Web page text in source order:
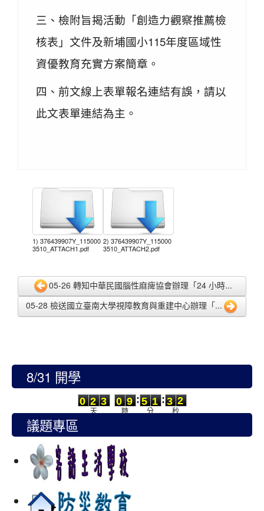
三、檢附旨揭活動「創造力觀察推薦檢
核表」文件及新埔國小115年度區域性
資優教育充實方案簡章。
四、前文線上表單報名連結有誤，請以
此文表單連結為主。
1) 376439907Y_115000
3510_ATTACH1.pdf
2) 376439907Y_115000
3510_ATTACH2.pdf
05-26 轉知中華民國腦性麻痺協會辦理「24 小時...
05-28 檢送國立臺南大學視障教育與重建中心辦理「...
8/31 開學
0
0
2
2
3
3
天
0
0
9
9
時
:
5
5
1
1
分
:
3
3
2
2
秒
議題專區